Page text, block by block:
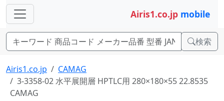
Airis1.co.jp mobile
検索
Airis1.co.jp
CAMAG
3-3358-02 水平展開層 HPTLC用 280×180×55 22.8535
CAMAG